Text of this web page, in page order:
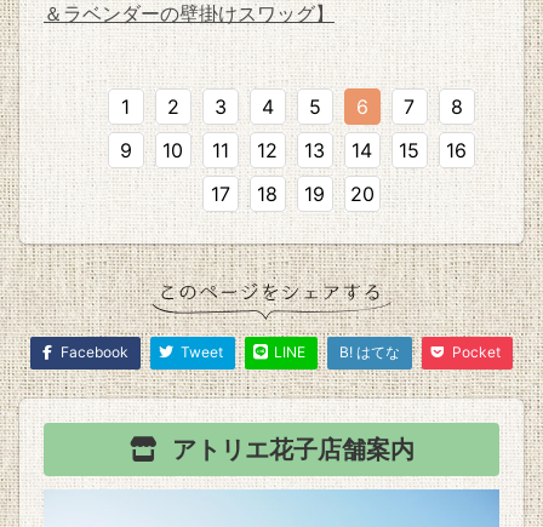
＆ラベンダーの壁掛けスワッグ】
1 2 3 4 5 6 7
8
9
10 11 12 13 14 15
16
17
18 19 20
Facebook Tweet LINE B! はてな Pocket
アトリエ花子店舗案内